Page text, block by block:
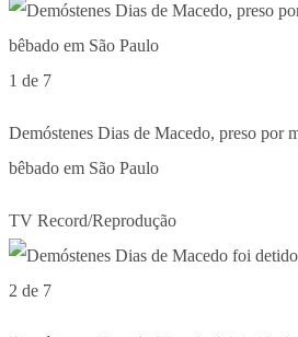
1 de 7
Demóstenes Dias de Macedo, preso por
bêbado em São Paulo
TV Record/Reprodução
2 de 7